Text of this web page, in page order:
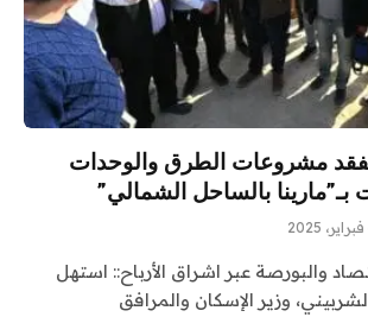
مشروعات الطرق والوحدات
بـ”مارينا بالساحل الشمالي”
والبورصة عبر اشراق الأرباح:: استهل
وزير الإسكان والمرافق